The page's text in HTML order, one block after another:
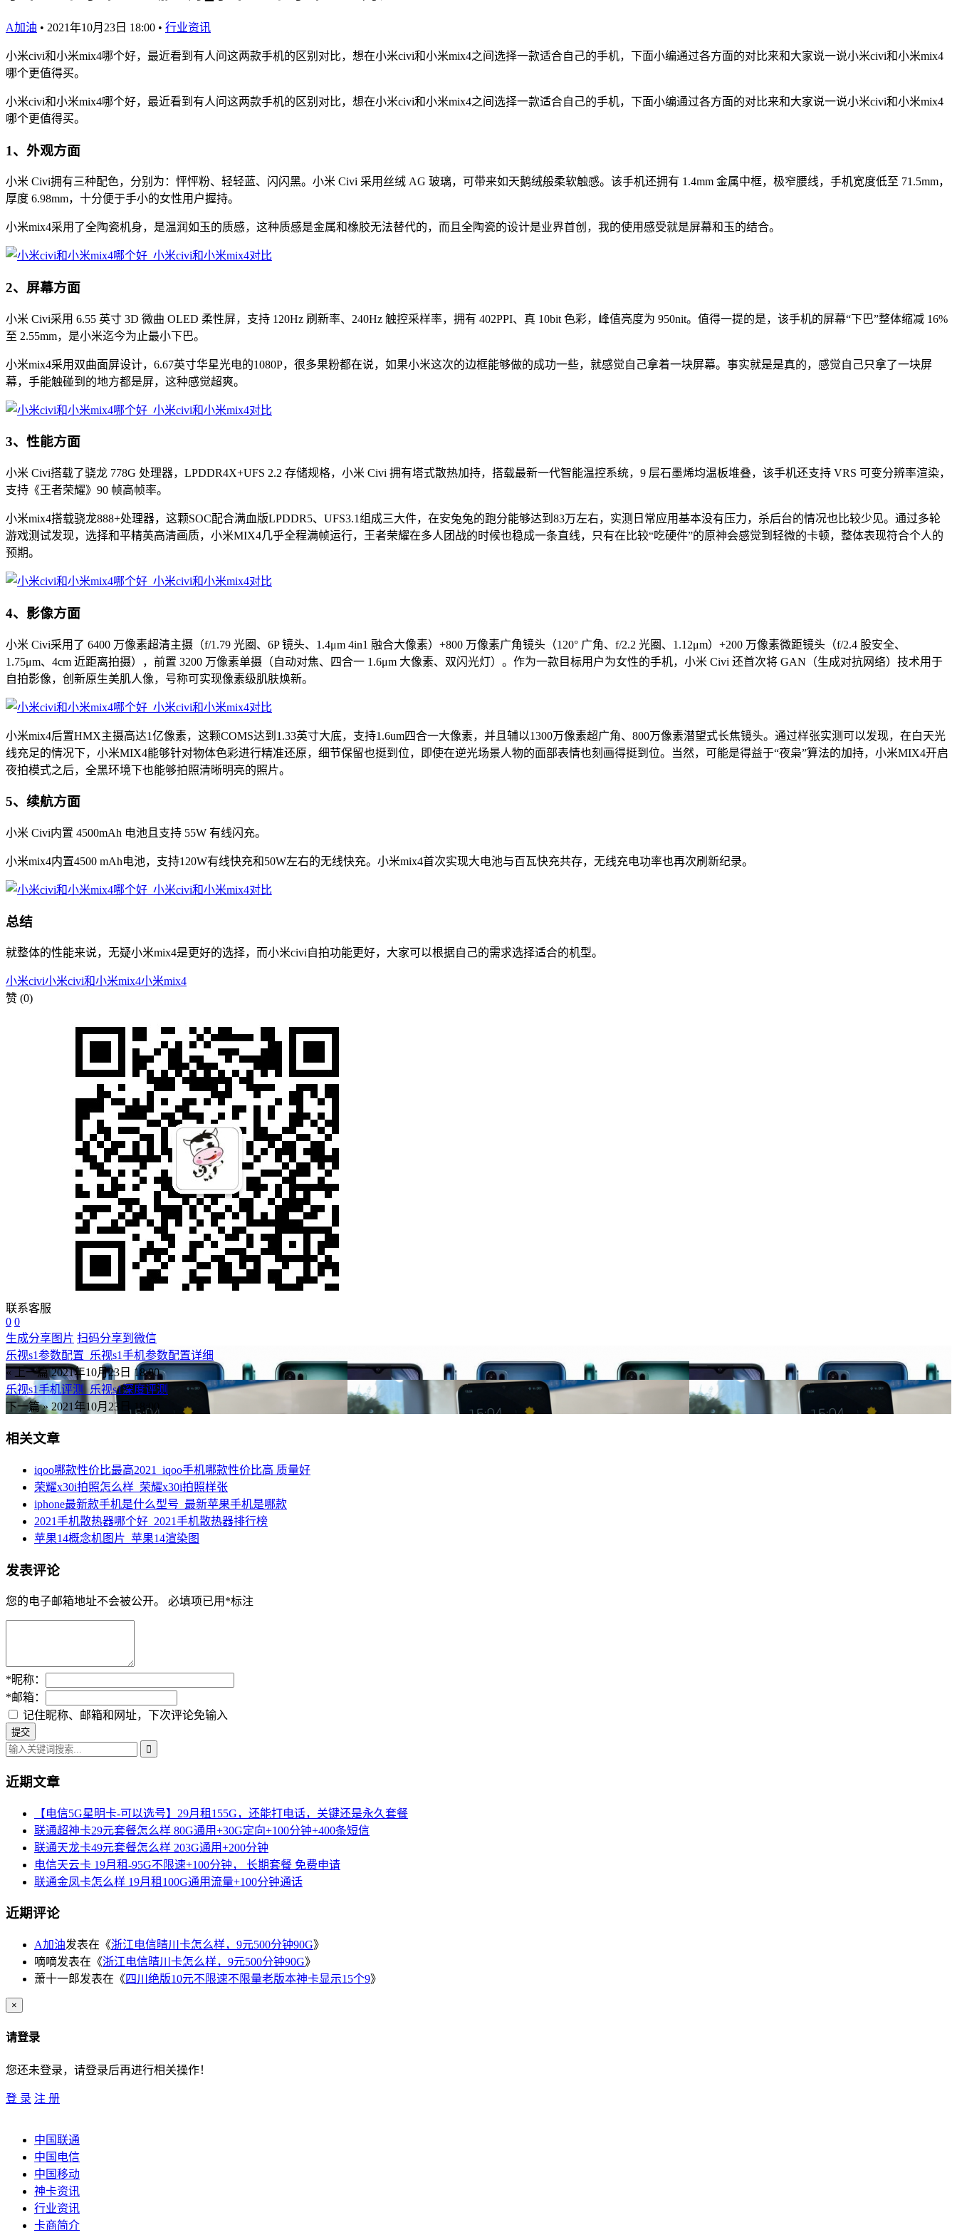
A加油 • 2021年10月23日 18:00 • 行业资讯
小米civi和小米mix4哪个好，最近看到有人问这两款手机的区别对比，想在小米civi和小米mix4之间选择一款适合自己的手机，下面小编通过各方面的对比来和大家说一说小米civi和小米mix4
哪个更值得买。
小米civi和小米mix4哪个好，最近看到有人问这两款手机的区别对比，想在小米civi和小米mix4之间选择一款适合自己的手机，下面小编通过各方面的对比来和大家说一说小米civi和小米mix4
哪个更值得买。
1、外观方面
小米 Civi拥有三种配色，分别为：怦怦粉、轻轻蓝、闪闪黑。小米 Civi 采用丝绒 AG 玻璃，可带来如天鹅绒般柔软触感。该手机还拥有 1.4mm 金属中框，极窄腰线，手机宽度低至 71.5mm，
厚度 6.98mm，十分便于手小的女性用户握持。
小米mix4采用了全陶瓷机身，是温润如玉的质感，这种质感是金属和橡胶无法替代的，而且全陶瓷的设计是业界首创，我的使用感受就是屏幕和玉的结合。
2、屏幕方面
小米 Civi采用 6.55 英寸 3D 微曲 OLED 柔性屏，支持 120Hz 刷新率、240Hz 触控采样率，拥有 402PPI、真 10bit 色彩，峰值亮度为 950nit。值得一提的是，该手机的屏幕“下巴”整体缩减 16%
至 2.55mm，是小米迄今为止最小下巴。
小米mix4采用双曲面屏设计，6.67英寸华星光电的1080P，很多果粉都在说，如果小米这次的边框能够做的成功一些，就感觉自己拿着一块屏幕。事实就是是真的，感觉自己只拿了一块屏
幕，手能触碰到的地方都是屏，这种感觉超爽。
3、性能方面
小米 Civi搭载了骁龙 778G 处理器，LPDDR4X+UFS 2.2 存储规格，小米 Civi 拥有塔式散热加持，搭载最新一代智能温控系统，9 层石墨烯均温板堆叠，该手机还支持 VRS 可变分辨率渲染，
支持《王者荣耀》90 帧高帧率。
小米mix4搭载骁龙888+处理器，这颗SOC配合满血版LPDDR5、UFS3.1组成三大件，在安兔兔的跑分能够达到83万左右，实测日常应用基本没有压力，杀后台的情况也比较少见。通过多轮
游戏测试发现，选择和平精英高清画质，小米MIX4几乎全程满帧运行，王者荣耀在多人团战的时候也稳成一条直线，只有在比较“吃硬件”的原神会感觉到轻微的卡顿，整体表现符合个人的
预期。
4、影像方面
小米 Civi采用了 6400 万像素超清主摄（f/1.79 光圈、6P 镜头、1.4μm 4in1 融合大像素）+800 万像素广角镜头（120° 广角、f/2.2 光圈、1.12μm）+200 万像素微距镜头（f/2.4 股安全、
1.75μm、4cm 近距离拍摄），前置 3200 万像素单摄（自动对焦、四合一 1.6μm 大像素、双闪光灯）。作为一款目标用户为女性的手机，小米 Civi 还首次将 GAN（生成对抗网络）技术用于
自拍影像，创新原生美肌人像，号称可实现像素级肌肤焕新。
小米mix4后置HMX主摄高达1亿像素，这颗COMS达到1.33英寸大底，支持1.6um四合一大像素，并且辅以1300万像素超广角、800万像素潜望式长焦镜头。通过样张实测可以发现，在白天光
线充足的情况下，小米MIX4能够针对物体色彩进行精准还原，细节保留也挺到位，即使在逆光场景人物的面部表情也刻画得挺到位。当然，可能是得益于“夜枭”算法的加持，小米MIX4开启
夜拍模式之后，全黑环境下也能够拍照清晰明亮的照片。
5、续航方面
小米 Civi内置 4500mAh 电池且支持 55W 有线闪充。
小米mix4内置4500 mAh电池，支持120W有线快充和50W左右的无线快充。小米mix4首次实现大电池与百瓦快充共存，无线充电功率也再次刷新纪录。
总结
就整体的性能来说，无疑小米mix4是更好的选择，而小米civi自拍功能更好，大家可以根据自己的需求选择适合的机型。
小米civi小米civi和小米mix4小米mix4
赞 (0)
联系客服
0 0
生成分享图片 扫码分享到微信
乐视s1参数配置_乐视s1手机参数配置详细
« 上一篇 2021年10月23日 18:00
乐视s1手机评测_乐视s1深度评测
下一篇 » 2021年10月23日 18:00
相关文章
iqoo哪款性价比最高2021_iqoo手机哪款性价比高 质量好
荣耀x30i拍照怎么样_荣耀x30i拍照样张
iphone最新款手机是什么型号_最新苹果手机是哪款
2021手机散热器哪个好_2021手机散热器排行榜
苹果14概念机图片_苹果14渲染图
发表评论
您的电子邮箱地址不会被公开。 必填项已用 *标注
*昵称：
*邮箱：
记住昵称、邮箱和网址，下次评论免输入
近期文章
【电信5G星明卡-可以选号】29月租155G，还能打电话，关键还是永久套餐
联通超神卡29元套餐怎么样 80G通用+30G定向+100分钟+400条短信
联通天龙卡49元套餐怎么样 203G通用+200分钟
电信天云卡 19月租-95G不限速+100分钟， 长期套餐 免费申请
联通金凤卡怎么样 19月租100G通用流量+100分钟通话
近期评论
A加油发表在《浙江电信晴川卡怎么样，9元500分钟90G》
嘀嘀发表在《浙江电信晴川卡怎么样，9元500分钟90G》
萧十一郎发表在《四川绝版10元不限速不限量老版本神卡显示15个9》
×
请登录
您还未登录，请登录后再进行相关操作！
登 录 注 册
中国联通
中国电信
中国移动
神卡资讯
行业资讯
卡商简介